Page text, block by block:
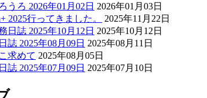
うろ 2026年01月02日 2026年01月03日
2025行ってきました。
2025年11月22日
日誌 2025年10月12日 2025年10月12日
誌 2025年08月09日 2025年08月11日
求めて 2025年08月05日
誌 2025年07月09日 2025年07月10日